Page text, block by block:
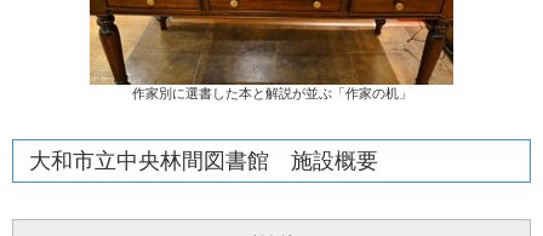
作家別に選書した本と解説が並ぶ「作家の机」
大和市立中央林間図書館 施設概要